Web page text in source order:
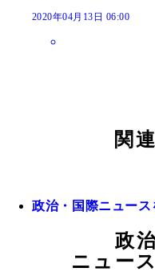
2020年04月13日 06:00
関
政治・国際ニュース
政
ニュー